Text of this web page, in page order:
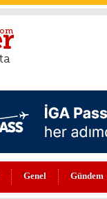
Genel Gündem